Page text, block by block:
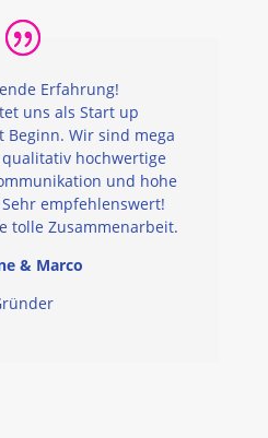
Erfahrung!
uns als Start up
Beginn. Wir sind mega
hochwertige
und hohe
empfehlenswert!
tolle Zusammenarbeit.
& Marco